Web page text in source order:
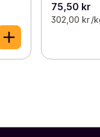
75,50 kr
302,00 kr /